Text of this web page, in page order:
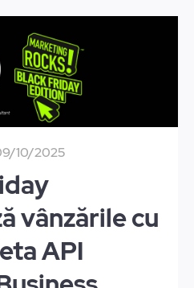
10/2025
vânzările cu
API